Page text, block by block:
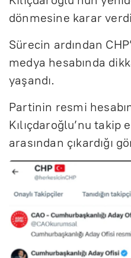
dönmesine karar
Sürecin ardından
medya hesabında
yaşandı.
Partinin resmi
Kılıçdaroğlu’nu takip
arasından çıkardığı